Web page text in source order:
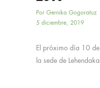
Por Gernika Gogoratuz
5 diciembre, 2019
El próximo día 10
la sede de